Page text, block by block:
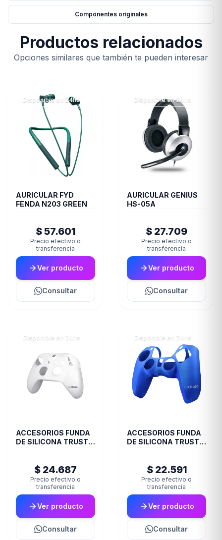
Componentes originales
Productos relacionados
Opciones similares que también te pueden interesar
Disponible en 24hs
AURICULAR FYD
FENDA N203 GREEN
$ 57.601
Precio efectivo o
transferencia
Ver producto
Consultar
Disponible en 24hs
AURICULAR GENIUS
HS-05A
$ 27.709
Precio efectivo o
transferencia
Ver producto
Consultar
Disponible en 24hs
ACCESORIOS FUNDA
DE SILICONA TRUST
$ 24.687
Precio efectivo o
transferencia
Ver producto
Consultar
Disponible en 24hs
ACCESORIOS FUNDA
DE SILICONA TRUST
$ 22.591
Precio efectivo o
transferencia
Ver producto
Consultar